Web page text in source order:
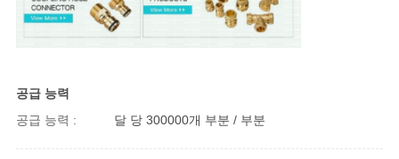
공급 능력
공급 능력 :
달 당 300000개 부분 / 부분